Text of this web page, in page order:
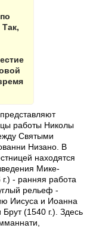
работы Николы
Святыми
Низано. В
находятся
Мике-
- ранняя работа
рельеф -
Иисуса и Иоанна
(1540 г.). Здесь